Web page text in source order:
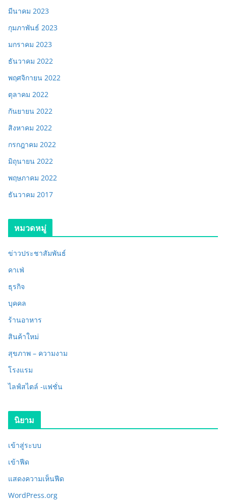
มีนาคม 2023
กุมภาพันธ์ 2023
มกราคม 2023
ธันวาคม 2022
พฤศจิกายน 2022
ตุลาคม 2022
กันยายน 2022
สิงหาคม 2022
กรกฎาคม 2022
มิถุนายน 2022
พฤษภาคม 2022
ธันวาคม 2017
หมวดหมู่
ข่าวประชาสัมพันธ์
คาเฟ่
ธุรกิจ
บุคคล
ร้านอาหาร
สินค้าใหม่
สุขภาพ – ความงาม
โรงแรม
ไลฟ์สไตล์ -แฟชั่น
นิยาม
เข้าสู่ระบบ
เข้าฟีด
แสดงความเห็นฟีด
WordPress.org